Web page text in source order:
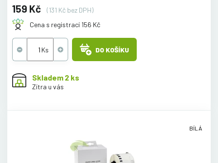
159 Kč
(131 Kč bez DPH)
Cena s registrací 156 Kč
DO KOŠÍKU
Skladem 2 ks
Zítra u vás
BÍLÁ